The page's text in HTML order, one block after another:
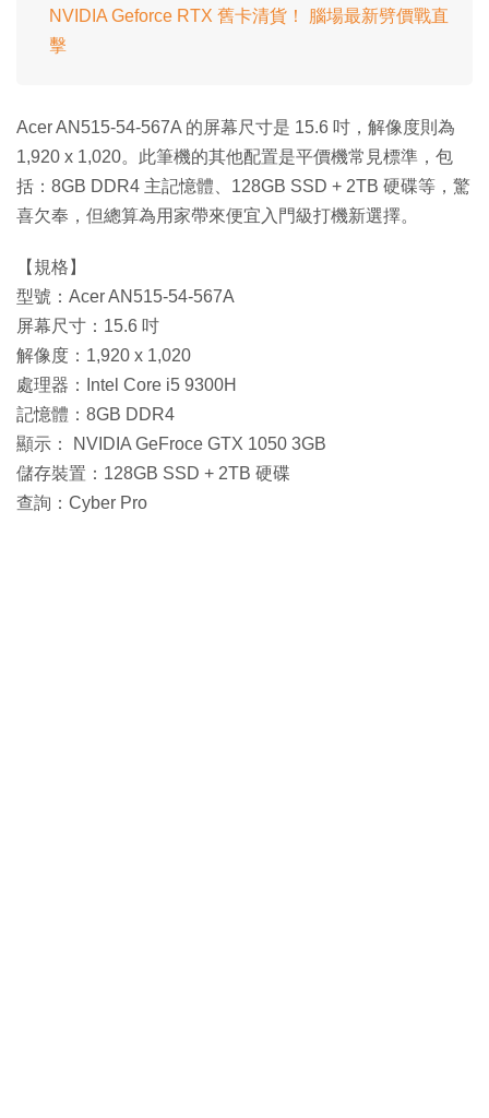
NVIDIA Geforce RTX 舊卡清貨！ 腦場最新劈價戰直
擊
Acer AN515-54-567A 的屏幕尺寸是 15.6 吋，解像度則為
1,920 x 1,020。此筆機的其他配置是平價機常見標準，包
括：8GB DDR4 主記憶體、128GB SSD + 2TB 硬碟等，驚
喜欠奉，但總算為用家帶來便宜入門級打機新選擇。
【規格】
型號：Acer AN515-54-567A
屏幕尺寸：15.6 吋
解像度：1,920 x 1,020
處理器：Intel Core i5 9300H
記憶體：8GB DDR4
顯示： NVIDIA GeFroce GTX 1050 3GB
儲存裝置：128GB SSD + 2TB 硬碟
查詢：Cyber Pro